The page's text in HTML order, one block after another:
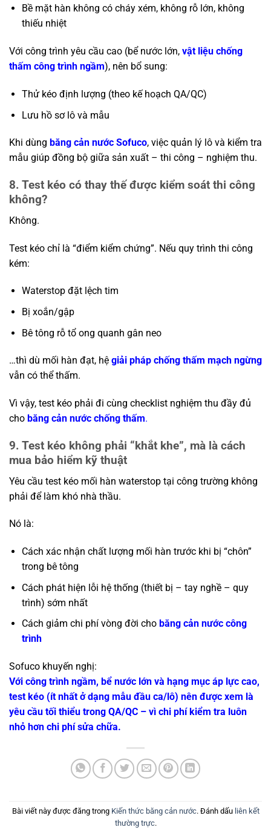
Bề mặt hàn không có cháy xém, không rỗ lớn, không
thiếu nhiệt
Với công trình yêu cầu cao (bể nước lớn, vật liệu chống
thấm công trình ngầm), nên bổ sung:
Thử kéo định lượng (theo kế hoạch QA/QC)
Lưu hồ sơ lô và mẫu
Khi dùng băng cản nước Sofuco, việc quản lý lô và kiểm tra
mẫu giúp đồng bộ giữa sản xuất – thi công – nghiệm thu.
8. Test kéo có thay thế được kiểm soát thi công
không?
Không.
Test kéo chỉ là “điểm kiểm chứng”. Nếu quy trình thi công
kém:
Waterstop đặt lệch tim
Bị xoắn/gập
Bê tông rỗ tổ ong quanh gân neo
…thì dù mối hàn đạt, hệ giải pháp chống thấm mạch ngừng
vẫn có thể thấm.
Vì vậy, test kéo phải đi cùng checklist nghiệm thu đầy đủ
cho băng cản nước chống thấm.
9. Test kéo không phải “khắt khe”, mà là cách
mua bảo hiểm kỹ thuật
Yêu cầu test kéo mối hàn waterstop tại công trường không
phải để làm khó nhà thầu.
Nó là:
Cách xác nhận chất lượng mối hàn trước khi bị “chôn”
trong bê tông
Cách phát hiện lỗi hệ thống (thiết bị – tay nghề – quy
trình) sớm nhất
Cách giảm chi phí vòng đời cho băng cản nước công
trình
Sofuco khuyến nghị:
Với công trình ngầm, bể nước lớn và hạng mục áp lực cao,
test kéo (ít nhất ở dạng mẫu đầu ca/lô) nên được xem là
yêu cầu tối thiểu trong QA/QC – vì chi phí kiểm tra luôn
nhỏ hơn chi phí sửa chữa.
Bài viết này được đăng trong Kiến thức băng cản nước. Đánh dấu liên kết
thường trực.